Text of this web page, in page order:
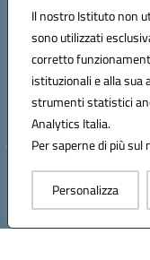
Il nostro Istituto non
sono utilizzati
corretto
istituzionali e alla sua
strumenti statistici
Analytics Italia.
Per saperne di più
Personalizza
Centralino:0885.426034
Posta elettronica
Codice fiscale:
Codice meccanografico:
Codice unico di
Hosting &
Concept